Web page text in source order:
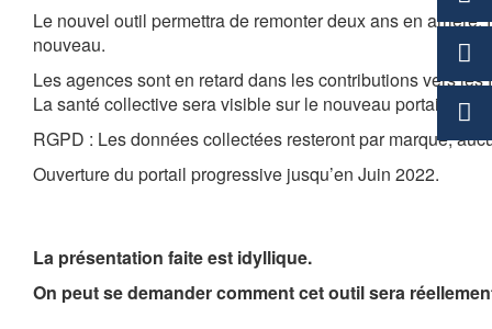
Le nouvel outil permettra de remonter deux ans en
nouveau.
Les agences sont en retard dans les contributions vers
La santé collective sera visible sur le nouveau portail
RGPD : Les données collectées resteront par marque,
Ouverture du portail progressive jusqu’en Juin 2022.
La présentation faite est idyllique.
On peut se demander comment cet outil sera